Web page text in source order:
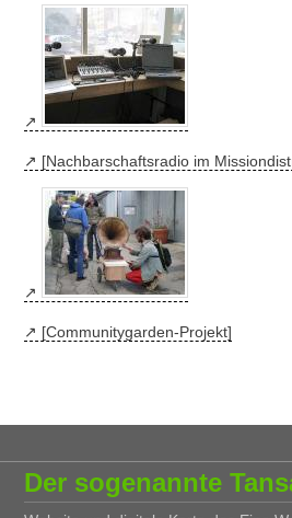
[Nachbarschaftsradio im
[Communitygarden-Projekt]
Der sogenannte